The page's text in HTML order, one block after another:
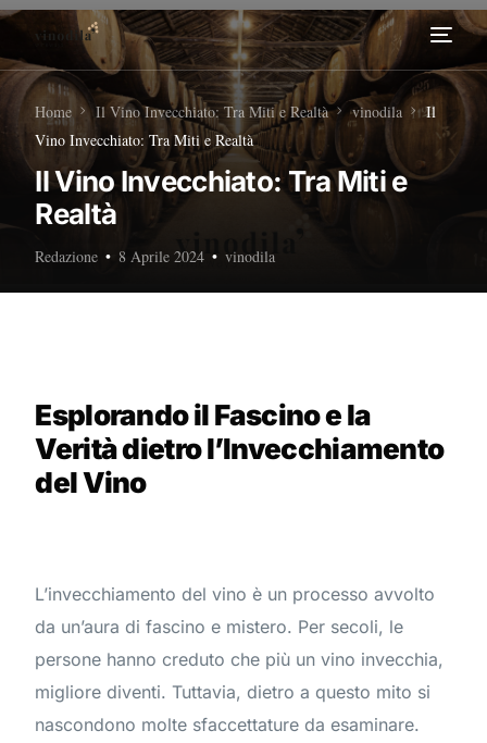
Home Il Vino Invecchiato: Tra Miti e Realtà vinodila
Il
Vino Invecchiato: Tra Miti e Realtà
Il Vino Invecchiato: Tra Miti e
Realtà
Redazione 8 Aprile 2024 vinodila
Esplorando il Fascino e la
Verità dietro l’Invecchiamento
del Vino
L’invecchiamento del vino è un processo avvolto
da un’aura di fascino e mistero. Per secoli, le
persone hanno creduto che più un vino invecchia,
migliore diventi. Tuttavia, dietro a questo mito si
nascondono molte sfaccettature da esaminare.
Home
Tour Enogastronomici
Diventa nostro Partner